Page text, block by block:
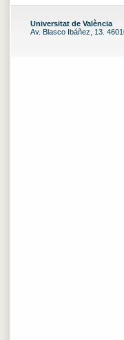
Universitat de València
Av. Blasco Ibáñez, 13.